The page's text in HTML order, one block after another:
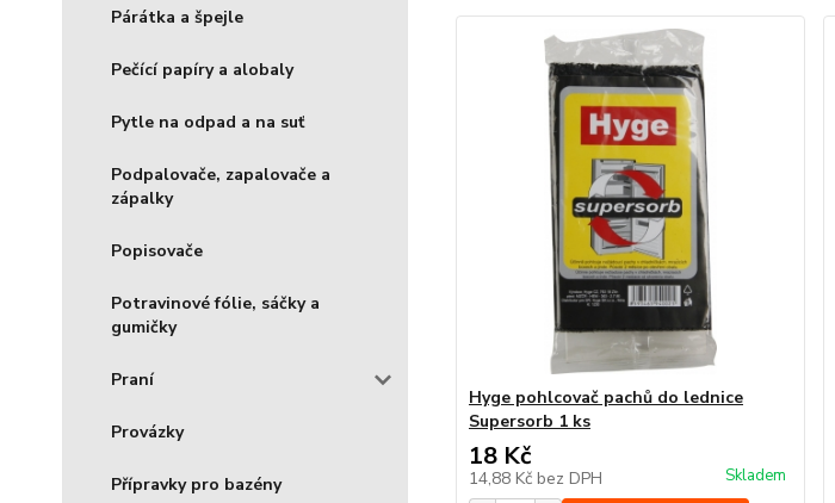
Párátka a špejle
Pečící papíry a alobaly
Pytle na odpad a na suť
Podpalovače, zapalovače a
zápalky
Popisovače
Potravinové fólie, sáčky a
gumičky
Praní
Provázky
Přípravky pro bazény
Hyge pohlcovač pachů do lednice
Supersorb 1 ks
18 Kč
14,88 Kč bez DPH Skladem